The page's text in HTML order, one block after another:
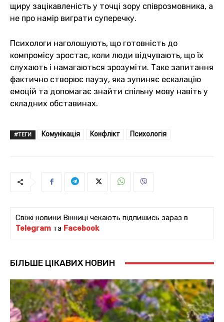
щиру зацікавленість у точці зору співрозмовника, а
не про намір виграти суперечку.
Психологи наголошують, що готовність до
компромісу зростає, коли люди відчувають, що їх
слухають і намагаються зрозуміти. Таке запитання
фактично створює паузу, яка зупиняє ескалацію
емоцій та допомагає знайти спільну мову навіть у
складних обставинах.
#ТЕГИ Комунікація Конфлікт Психологія
Свіжі новини Вінниці чекають підпишись зараз в
Telegram та Facebook
БІЛЬШЕ ЦІКАВИХ НОВИН